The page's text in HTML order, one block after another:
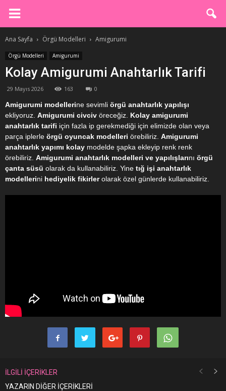
Ana Sayfa Örgü Modelleri Amigurumi
Örgü Modelleri Amigurumi
Kolay Amigurumi Anahtarlık Tarifi
29 Mayıs 2026 163 0
Amigurumi modellerine sevimli örgü anahtarlık yapılışı
ekliyoruz. Amigurumi civciv öreceğiz. Kolay amigurumi
anahtarlık tarifi için fazla ip gerekmediği için elimizde olan veya
parça iplerle örgü oyuncak modelleri örebiliriz. Amigurumi
anahtarlık yapımı kolay modelde şapka ekleyip renk renk
örebiliriz. Amigurumi anahtarlık modelleri ve yapılışlarını örgü
çanta süsü olarak da kullanabiliriz. Yine tığ işi anahtarlık
modellerini hediyelik fikirlerolarak özel günlerde kullanabiliriz.
İLGİLİ İÇERİKLER
YAZARIN DİĞER İÇERİKLERİ